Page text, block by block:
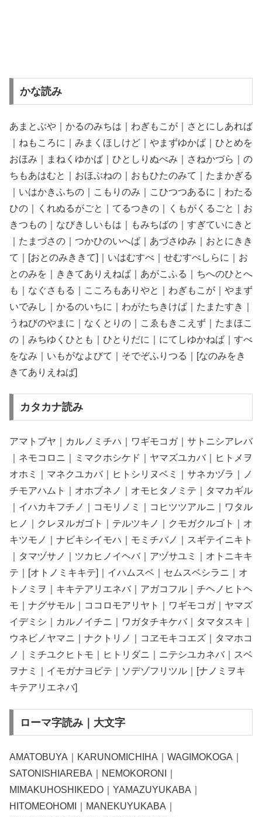
かな読み
あまとぶや｜かるのみちは｜わぎもこが｜さとにしあれば
｜ねもころに｜みまくほしけど｜やまずゆかば｜ひとめを
おほみ｜まねくゆかば｜ひとしりぬべみ｜さねかづら｜の
ちもあはむと｜おほぶねの｜おもひたのみて｜たまかぎる
｜いはかきふちの｜こもりのみ｜こひつつあるに｜わたる
ひの｜くれぬるがごと｜てるつきの｜くもがくるごと｜お
きつもの｜なびきしいもは｜もみちばの｜すぎていにきと
｜たまづさの｜つかひのいへば｜あづさゆみ｜おとにきき
て｜[おとのみききて]｜いはむすべ｜せむすべしらに｜お
とのみを｜ききてありえねば｜あがこふる｜ちへのひとへ
も｜なぐさもる｜こころもありやと｜わぎもこが｜やまず
いでみし｜かるのいちに｜わがたちきけば｜たまたすき｜
うねびのやまに｜なくとりの｜こゑもきこえず｜たまほこ
の｜みちゆくひとも｜ひとりだに｜にてしゆかねば｜すべ
をなみ｜いもがなよびて｜そでぞふりつる｜[なのみをき
きてありえねば]
カタカナ読み
アマトブヤ｜カルノミチハ｜ワギモコガ｜サトニシアレバ
｜ネモコロニ｜ミマクホシケド｜ヤマズユカバ｜ヒトメヲ
オホミ｜マネクユカバ｜ヒトシリヌベミ｜サネカヅラ｜ノ
チモアハムト｜オホブネノ｜オモヒタノミテ｜タマカギル
｜イハカキフチノ｜コモリノミ｜コヒツツアルニ｜ワタル
ヒノ｜クレヌルガゴト｜テルツキノ｜クモガクルゴト｜オ
キツモノ｜ナビキシイモハ｜モミチバノ｜スギテイニキト
｜タマヅサノ｜ツカヒノイヘバ｜アヅサユミ｜オトニキキ
テ｜[オトノミキキテ]｜イハムスベ｜セムスベシラニ｜オ
トノミヲ｜キキテアリエネバ｜アガコフル｜チヘノヒトヘ
モ｜ナグサモル｜ココロモアリヤト｜ワギモコガ｜ヤマズ
イデミシ｜カルノイチニ｜ワガタチキケバ｜タマタスキ｜
ウネビノヤマニ｜ナクトリノ｜コヱモキコエズ｜タマホコ
ノ｜ミチユクヒトモ｜ヒトリダニ｜ニテシユカネバ｜スベ
ヲナミ｜イモガナヨビテ｜ソデゾフリツル｜[ナノミヲキ
キテアリエネバ]
ローマ字読み｜大文字
AMATOBUYA｜KARUNOMICHIHA｜WAGIMOKOGA｜
SATONISHIAREBA｜NEMOKORONI｜
MIMAKUHOSHIKEDO｜YAMAZUYUKABA｜
HITOMEOHOMI｜MANEKUYUKABA｜